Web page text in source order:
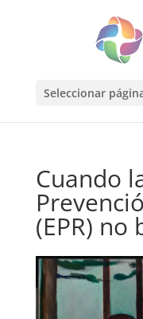
Seleccionar
Cuando
(EPR) no